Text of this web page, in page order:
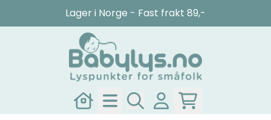
Hopp til innholdLager i Norge - Fast frakt 89,-